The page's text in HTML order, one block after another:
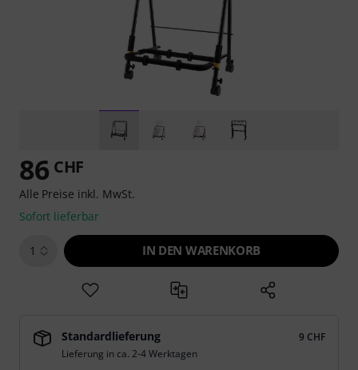
86 CHF
Alle Preise inkl. MwSt.
Sofort lieferbar
1 IN DEN WARENKORB
Standardlieferung
9 CHF
Lieferung in ca. 2-4 Werktagen